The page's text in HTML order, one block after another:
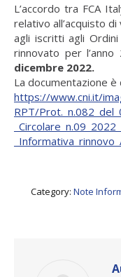
L’accordo tra FCA
relativo all’acquisto
agli iscritti agli
rinnovato per l’anno
dicembre 2022.
La documentazione è
https://www.cni.it/
RPT/
Category: Note